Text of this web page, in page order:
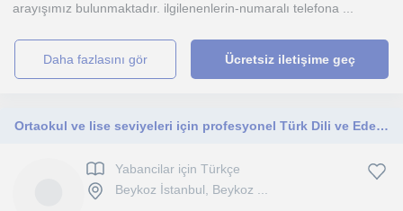
arayışımız bulunmaktadır. ilgilenenlerin-numaralı telefona ...
daha fazlasını gör Ücretsiz iletişime geç
Ortaokul ve lise seviyeleri için profesyonel Türk Dili ve Edebiyatı dersleri verilir
Yabancilar için Türkçe
Beykoz İstanbul, Beykoz ...